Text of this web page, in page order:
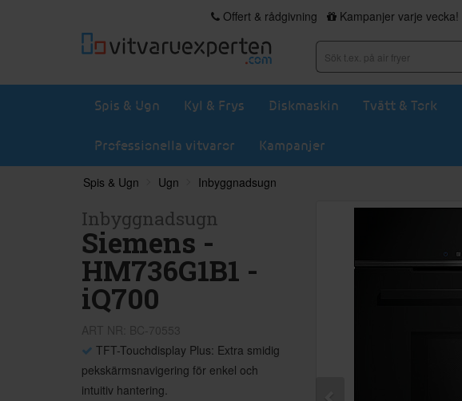
Offert & rådgivning Kampanjer varje vecka!
Spis & Ugn Kyl & Frys Diskmaskin Tvätt & Tork
Professionella vitvaror Kampanjer
Spis & Ugn Ugn Inbyggnadsugn
Inbyggnadsugn
Siemens -
HM736G1B1 -
iQ700
TFT-Touchdisplay Plus: Extra smidig
pekskärmsnavigering för enkel och
intuitiv hantering.